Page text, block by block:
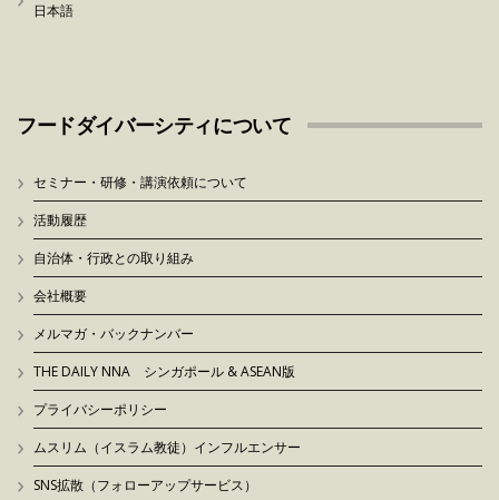
日本語
フードダイバーシティについて
セミナー・研修・講演依頼について
活動履歴
自治体・行政との取り組み
会社概要
メルマガ・バックナンバー
THE DAILY NNA シンガポール & ASEAN版
プライバシーポリシー
ムスリム（イスラム教徒）インフルエンサー
SNS拡散（フォローアップサービス）